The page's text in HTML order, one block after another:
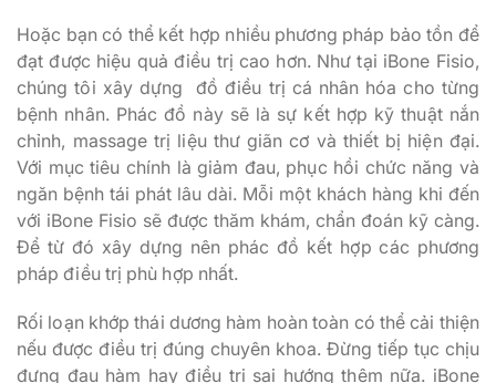
Hoặc bạn có thể kết hợp nhiều phương pháp bảo tồn để
đạt được hiệu quả điều trị cao hơn. Như tại iBone Fisio,
chúng tôi xây dựng đồ điều trị cá nhân hóa cho từng
bệnh nhân. Phác đồ này sẽ là sự kết hợp kỹ thuật nắn
chỉnh, massage trị liệu thư giãn cơ và thiết bị hiện đại.
Với mục tiêu chính là giảm đau, phục hồi chức năng và
ngăn bệnh tái phát lâu dài. Mỗi một khách hàng khi đến
với iBone Fisio sẽ được thăm khám, chẩn đoán kỹ càng.
Để từ đó xây dựng nên phác đồ kết hợp các phương
pháp điều trị phù hợp nhất.
Rối loạn khớp thái dương hàm hoàn toàn có thể cải thiện
nếu được điều trị đúng chuyên khoa. Đừng tiếp tục chịu
đựng đau hàm hay điều trị sai hướng thêm nữa. iBone